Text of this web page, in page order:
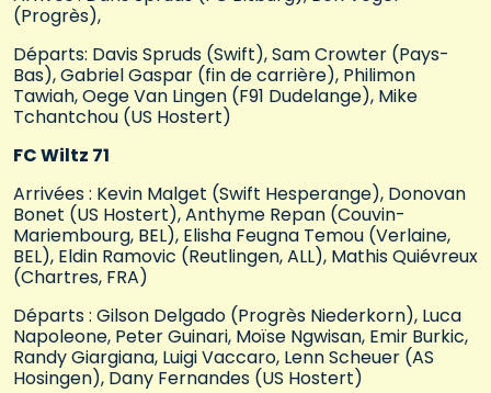
(Progrès),
Départs: Davis Spruds (Swift), Sam Crowter (Pays-
Bas), Gabriel Gaspar (fin de carrière), Philimon
Tawiah, Oege Van Lingen (F91 Dudelange), Mike
Tchantchou (US Hostert)
FC Wiltz 71
Arrivées : Kevin Malget (Swift Hesperange), Donovan
Bonet (US Hostert), Anthyme Repan (Couvin-
Mariembourg, BEL), Elisha Feugna Temou (Verlaine,
BEL), Eldin Ramovic (Reutlingen, ALL), Mathis Quiévreux
(Chartres, FRA)
Départs : Gilson Delgado (Progrès Niederkorn), Luca
Napoleone, Peter Guinari, Moïse Ngwisan, Emir Burkic,
Randy Giargiana, Luigi Vaccaro, Lenn Scheuer (AS
Hosingen), Dany Fernandes (US Hostert)